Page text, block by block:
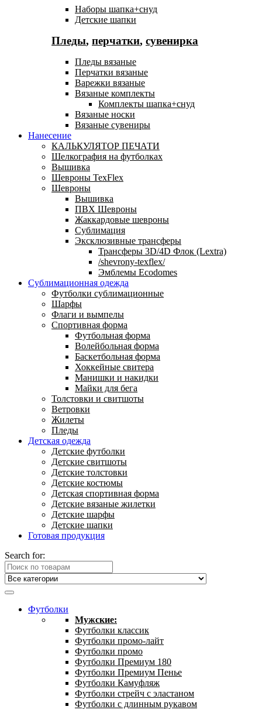
Наборы шапка+снуд
Детские шапки
Пледы, перчатки, сувенирка
Пледы вязаные
Перчатки вязаные
Варежки вязаные
Вязаные комплекты
Комплекты шапка+снуд
Вязаные носки
Вязаные сувениры
Нанесение
КАЛЬКУЛЯТОР ПЕЧАТИ
Шелкография на футболках
Вышивка
Шевроны TexFlex
Шевроны
Вышивка
ПВХ Шевроны
Жаккардовые шевроны
Сублимация
Эксклюзивные трансферы
Трансферы 3D/4D Флок (Lextra)
/shevrony-texflex/
Эмблемы Ecodomes
Сублимационная одежда
Футболки сублимационные
Шарфы
Флаги и вымпелы
Спортивная форма
Футбольная форма
Волейбольная форма
Баскетбольная форма
Хоккейные свитера
Манишки и накидки
Майки для бега
Толстовки и свитшоты
Ветровки
Жилеты
Пледы
Детская одежда
Детские футболки
Детские свитшоты
Детские толстовки
Детские костюмы
Детская спортивная форма
Детские вязаные жилетки
Детские шарфы
Детские шапки
Готовая продукция
Search for:
Футболки
Мужские:
Футболки классик
Футболки промо-лайт
Футболки промо
Футболки Премиум 180
Футболки Премиум Пенье
Футболки Камуфляж
Футболки стрейч с эластаном
Футболки с длинным рукавом